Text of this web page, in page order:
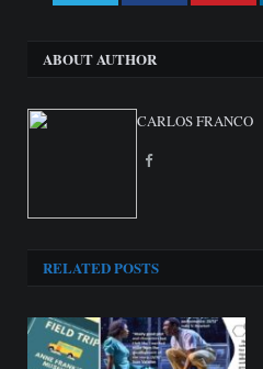
ABOUT AUTHOR
CARLOS FRANCO
Facebook
RELATEDPOSTS